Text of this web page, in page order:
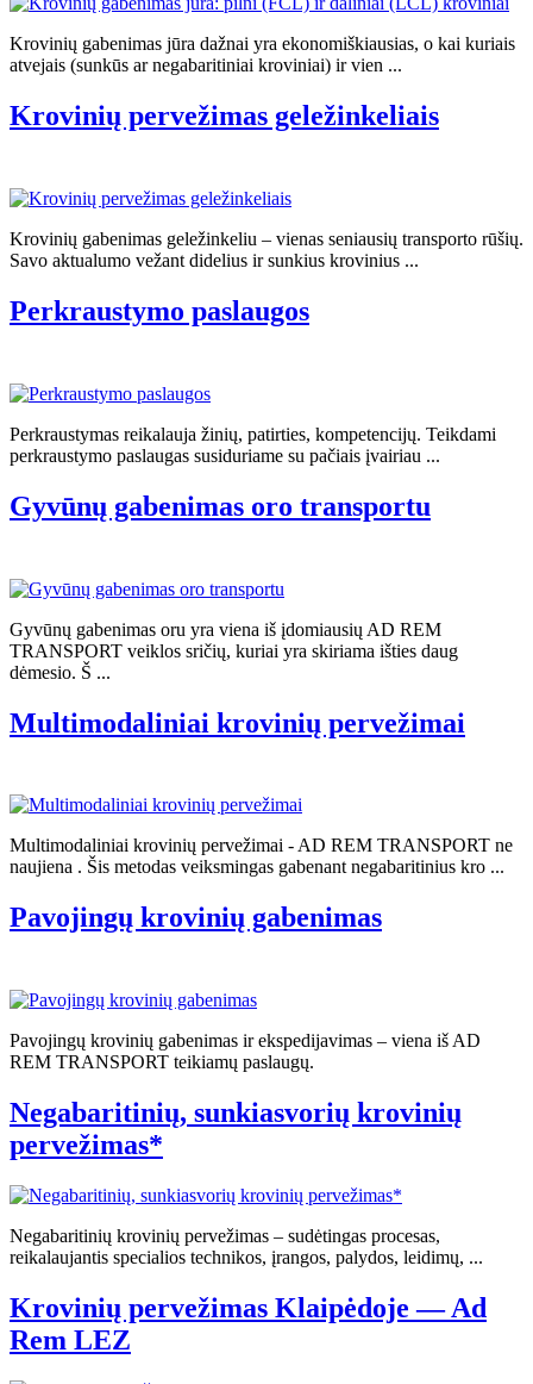
Krovinių gabenimas jūra dažnai yra ekonomiškiausias, o kai kuriais
atvejais (sunkūs ar negabaritiniai kroviniai) ir vien ...
Krovinių pervežimas geležinkeliais
Krovinių gabenimas geležinkeliu – vienas seniausių transporto rūšių.
Savo aktualumo vežant didelius ir sunkius krovinius ...
Perkraustymo paslaugos
Perkraustymas reikalauja žinių, patirties, kompetencijų. Teikdami
perkraustymo paslaugas susiduriame su pačiais įvairiau ...
Gyvūnų gabenimas oro transportu
Gyvūnų gabenimas oru yra viena iš įdomiausių AD REM
TRANSPORT veiklos sričių, kuriai yra skiriama išties daug
dėmesio. Š ...
Multimodaliniai krovinių pervežimai
Multimodaliniai krovinių pervežimai - AD REM TRANSPORT ne
naujiena . Šis metodas veiksmingas gabenant negabaritinius kro ...
Pavojingų krovinių gabenimas
Pavojingų krovinių gabenimas ir ekspedijavimas – viena iš AD
REM TRANSPORT teikiamų paslaugų.
Negabaritinių, sunkiasvorių krovinių
pervežimas*
Negabaritinių krovinių pervežimas – sudėtingas procesas,
reikalaujantis specialios technikos, įrangos, palydos, leidimų, ...
Krovinių pervežimas Klaipėdoje — Ad
Rem LEZ